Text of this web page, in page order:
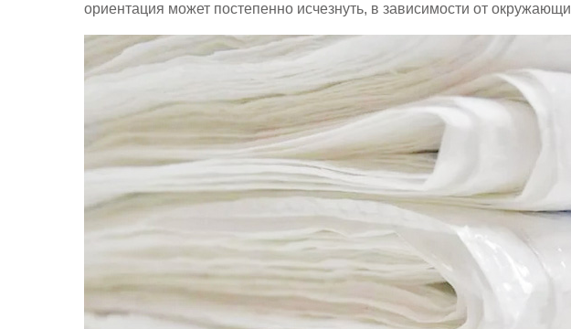
ориентация может постепенно исчезнуть, в зависимости от